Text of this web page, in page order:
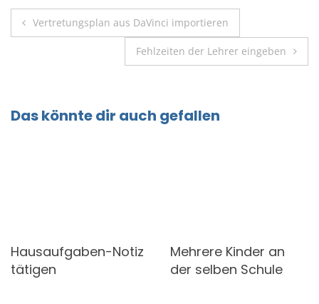
Beitragsnavigation
Vertretungsplan aus DaVinci importieren
Fehlzeiten der Lehrer eingeben
Das könnte dir auch gefallen
Hausaufgaben-Notiz
tätigen
Mehrere Kinder an
der selben Schule